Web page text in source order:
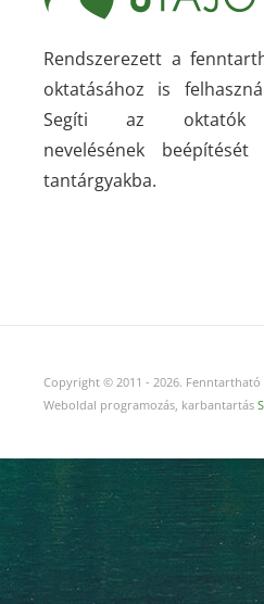
Rendszerezett a
oktatásához is
Segíti az oktatók
nevelésének
tantárgyakba.
Copyright © 2011 - 2026. Fenntartható
Weboldal programozás, karbantartás